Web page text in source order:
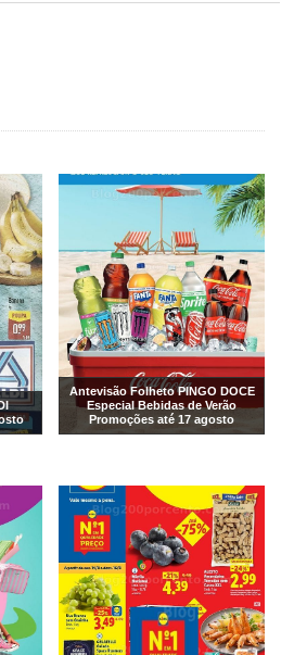
Antevisão Folheto PINGO DOCE
Especial Bebidas de Verão
Promoções até 17 agosto